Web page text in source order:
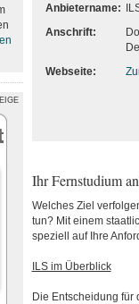
Anbietername:
Anschrift:
Webseite:
Ihr Fernstudium
Welches Ziel
tun? Mit einem
speziell auf Ihre
ILS im Überblick
Die Entscheidung für